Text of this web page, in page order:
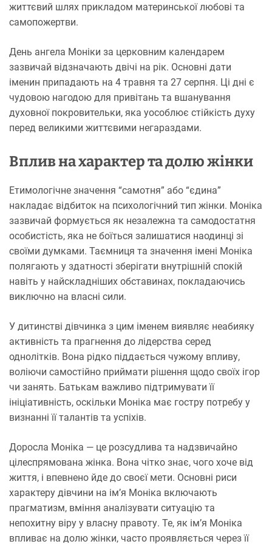
життєвий шлях прикладом материнської любові та
самопожертви.
День ангела Моніки за церковним календарем
зазвичай відзначають двічі на рік. Основні дати
іменин припадають на 4 травня та 27 серпня. Ці дні є
чудовою нагодою для привітань та вшанування
духовної покровительки, яка уособлює стійкість духу
перед великими життєвими негараздами.
Вплив на характер та долю жінки
Етимологічне значення “самотня” або “єдина”
накладає відбиток на психологічний тип жінки. Моніка
зазвичай формується як незалежна та самодостатня
особистість, яка не боїться залишатися наодинці зі
своїми думками. Таємниця та значення імені Моніка
полягають у здатності зберігати внутрішній спокій
навіть у найскладніших обставинах, покладаючись
виключно на власні сили.
У дитинстві дівчинка з цим іменем виявляє неабияку
активність та прагнення до лідерства серед
однолітків. Вона рідко піддається чужому впливу,
воліючи самостійно приймати рішення щодо своїх ігор
чи занять. Батькам важливо підтримувати її
ініціативність, оскільки Моніка має гостру потребу у
визнанні її талантів та успіхів.
Доросла Моніка — це розсудлива та надзвичайно
цілеспрямована жінка. Вона чітко знає, чого хоче від
життя, і впевнено йде до своєї мети. Основні риси
характеру дівчини на ім’я Моніка включають
прагматизм, вміння аналізувати ситуацію та
непохитну віру у власну правоту. Те, як ім’я Моніка
впливає на долю жінки, часто проявляється через її